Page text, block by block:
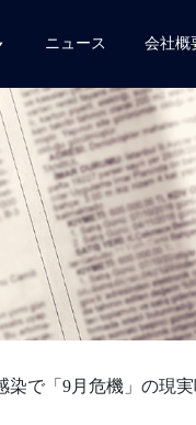
ニュース 会社概
で「9月危機」の現